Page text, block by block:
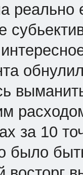
реально
за 10
было